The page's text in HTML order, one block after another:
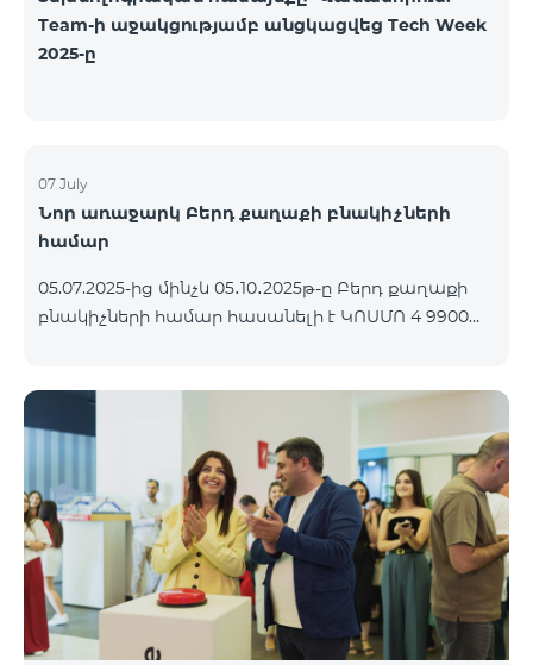
Team-ի աջակցությամբ անցկացվեց Tech Week
2025-ը
07 July
Նոր առաջարկ Բերդ քաղաքի բնակիչների
համար
05.07.2025-ից մինչև 05․10․2025թ-ը Բերդ քաղաքի
բնակիչների համար հասանելի է ԿՈՍՄՈ 4 9900
վաղաժամ դադարեցման դեպքում կիրառվում է
տուգանք։ ԿՈՍՄՈ սակագնային փաթեթների
ներառումներին մանրամասն ծանոթանալու
համար կարող եք անցնել հետևյալ
հղմամբ՝ telecomarmenia.am/cosmo